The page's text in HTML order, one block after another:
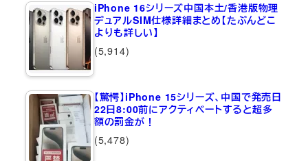
iPhone 16シリーズ中国本土/香港版物理
デュアルSIM仕様詳細まとめ【たぶんどこ
よりも詳しい】
(5,914)
【驚愕】iPhone 15シリーズ、中国で発売日
22日8:00前にアクティベートすると超多
額の罰金が！
(5,478)